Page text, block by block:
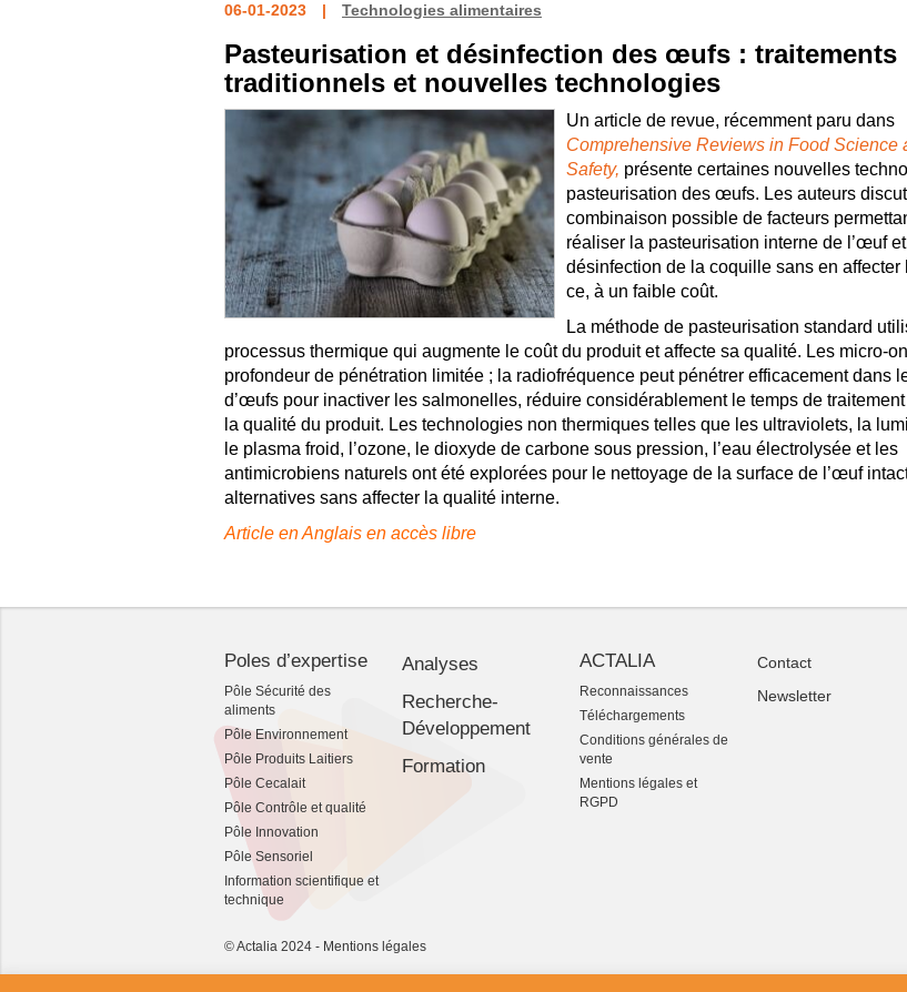
06-01-2023 Technologies alimentaires
Pasteurisation et désinfection des œufs : traitements
traditionnels et nouvelles technologies
Un article de revue, récemment paru dans
Comprehensive Reviews in Food Science
Safety, présente certaines nouvelles
pasteurisation des œufs. Les auteurs
combinaison possible de facteurs
réaliser la pasteurisation interne de l’œuf
désinfection de la coquille sans en affecter
ce, à un faible coût.
La méthode de pasteurisation standard
processus thermique qui augmente le coût du produit et affecte sa qualité. Les micro-
profondeur de pénétration limitée ; la radiofréquence peut pénétrer efficacement dans
d’œufs pour inactiver les salmonelles, réduire considérablement le temps de
la qualité du produit. Les technologies non thermiques telles que les ultraviolets, la
le plasma froid, l’ozone, le dioxyde de carbone sous pression, l’eau électrolysée et les
antimicrobiens naturels ont été explorées pour le nettoyage de la surface de l’œuf
alternatives sans affecter la qualité interne.
Article en Anglais en accès libre
Poles d’expertise
Pôle Sécurité des
aliments
Pôle Environnement
Pôle Produits Laitiers
Pôle Cecalait
Pôle Contrôle et qualité
Pôle Innovation
Pôle Sensoriel
Information scientifique et
technique
Analyses
Recherche-
Développement
Formation
ACTALIA
Reconnaissances
Téléchargements
Conditions générales de
vente
Mentions légales et
RGPD
Contact
Newsletter
© Actalia 2024 - Mentions légales